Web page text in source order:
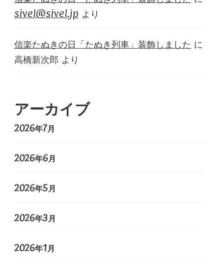
sivel@sivel.jp より
信楽たぬきの日「たぬき列車」装飾しました に
高橋新次郎 より
アーカイブ
2026年7月
2026年6月
2026年5月
2026年3月
2026年1月